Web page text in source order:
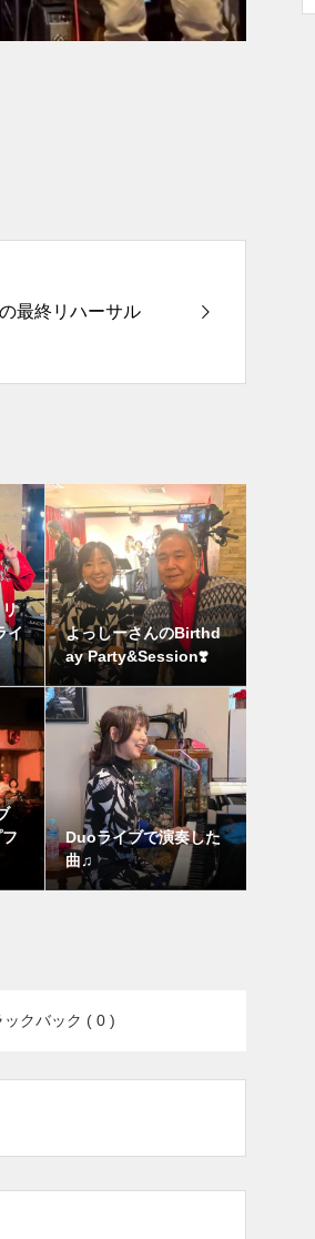
最終リハーサル
イ
よっしーさんのBirthd
ay Party&Session❣️
Duoライブで演奏した
曲♫
ックバック ( 0 )